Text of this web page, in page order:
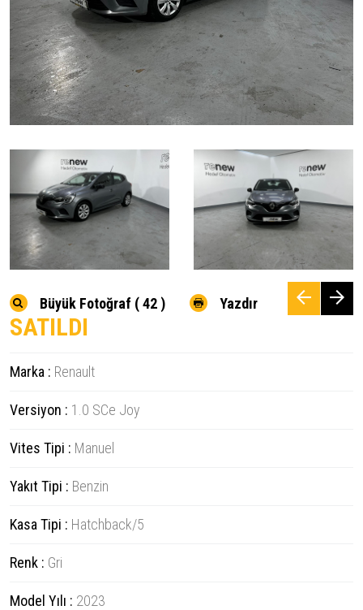
Büyük Fotoğraf ( 42 ) Yazdır
SATILDI
Marka : Renault
Versiyon : 1.0 SCe Joy
Vites Tipi : Manuel
Yakıt Tipi : Benzin
Kasa Tipi : Hatchback/5
Renk : Gri
Model Yılı : 2023